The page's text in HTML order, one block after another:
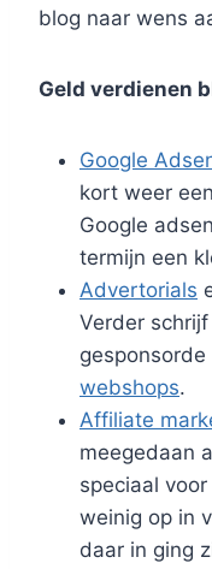
blog naar wens
Geld verdienen
Google
kort weer
Google
termijn een
Advertorials
Verder
webshops.
Affiliate
meegedaan
speciaal
weinig op in
daar in ging